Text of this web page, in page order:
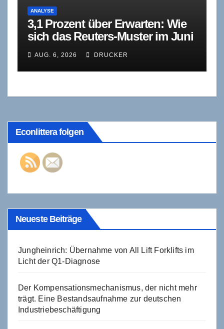
ANALYSE
3,1 Prozent über Erwarten: Wie
sich das Reuters-Muster im Juni
AUG. 6, 2026 DRUCKER
Econlittera folgen
Neueste Beiträge
Jungheinrich: Übernahme von All Lift Forklifts im
Licht der Q1-Diagnose
Der Kompensationsmechanismus, der nicht mehr
trägt. Eine Bestandsaufnahme zur deutschen
Industriebeschäftigung